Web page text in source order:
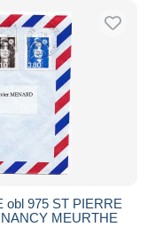
obl 975 ST PIERRE
MEURTHE